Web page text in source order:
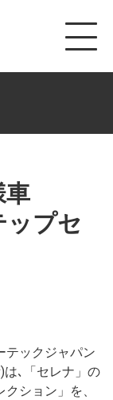
イズ事
車
ップセ
テックジャパン
､「セレナ」の
ション」を、